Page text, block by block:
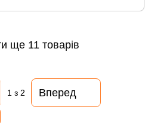
ще 11 товарів
1 з 2 Вперед